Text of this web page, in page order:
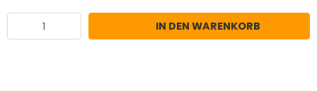
IN DEN WARENKORB